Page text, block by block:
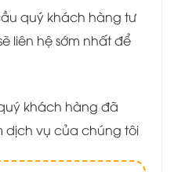
quý khách hàng tư
liên hệ sớm nhất để
khách hàng đã
dịch vụ của chúng tôi